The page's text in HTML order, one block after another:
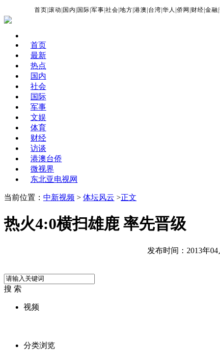
首页 |滚动 国内 国际 |军事 |社会 |地方 |港澳 台湾 |华人 |侨网 财经 |金融 |
首页
最新
热点
国内
社会
国际
军事
文娱
体育
财经
访谈
港澳台侨
微视界
东北亚电视网
当前位置： 中新视频 > 体坛风云 >正文
热火4:0横扫雄鹿 率先晋级
发布时间：2013年04
搜 索
视频
分类浏览